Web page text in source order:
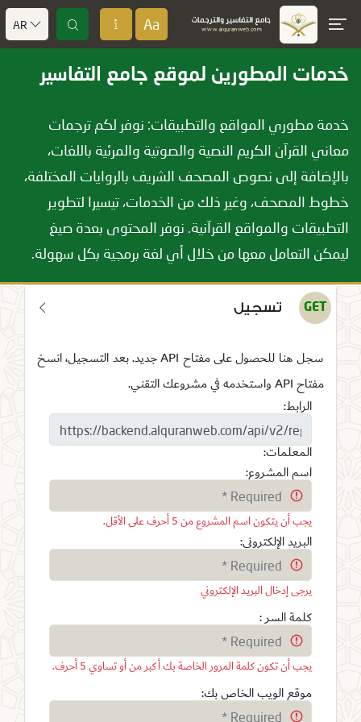
Aa
AR
خدمات المطورين لموقع جامع التفاسير
خدمة مطوري المواقع والتطبيقات: نوفر لكم ترجمات
معاني القرآن الكريم النصية والصوتية والمرئية باللغات،
بالإضافة إلى نصوص المصحف الشريف بالروايات المختلفة،
خطوط المصحف، وغير ذلك من الخدمات، تيسيرا لتطوير
التطبيقات والمواقع القرآنية. نوفر المحتوى بعدة صيغ
ليمكن التعامل معها من خلال أي لغة برمجية بكل سهولة.
GET تسجيل
سجل هنا للحصول على مفتاح API جديد. بعد التسجيل، انسخ
مفتاح API واستخدمه في مشروعك التقني.
الرابط:
المعلمات:
اسم المشروع:
يجب أن يتكون اسم المشروع من 5 أحرف على الأقل.
البريد الإلكتروني:
يرجى إدخال البريد الإلكتروني
كلمة السر :
يجب أن تكون كلمة المرور الخاصة بك أكبر من أو تساوي 5 أحرف.
موقع الويب الخاص بك: